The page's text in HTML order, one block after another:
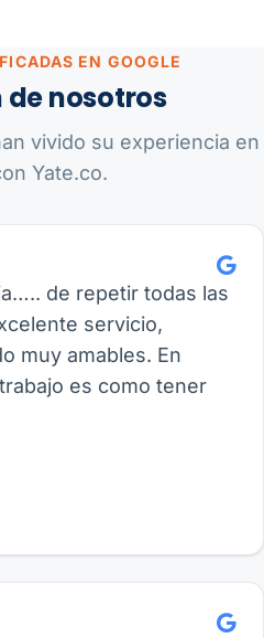
EN GOOGLE
de nosotros
vivido su experiencia en
Yate.co.
de repetir todas las
servicio,
muy amables. En
es como tener